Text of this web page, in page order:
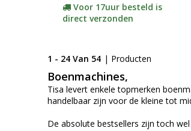
Voor 17uur besteld is
direct verzonden
1 - 24 Van 54 | Producten
Boenmachines,
Tisa levert enkele topmerken
handelbaar zijn voor de kleine tot
De absolute bestsellers zijn toch